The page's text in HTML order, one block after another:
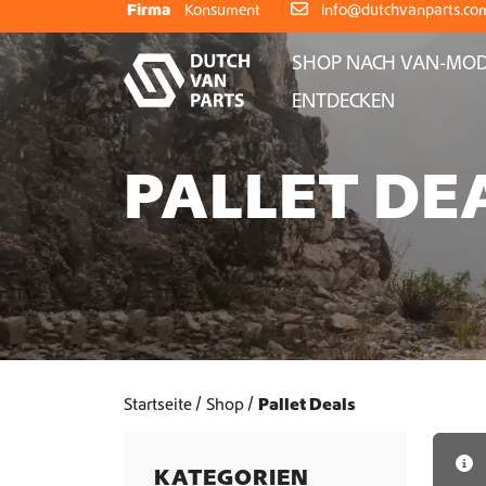
Firma Konsument
SHOP NACH VAN-
ENTDECKEN
PALLET
Startseite Shop Pallet Deals
KATEGORIEN